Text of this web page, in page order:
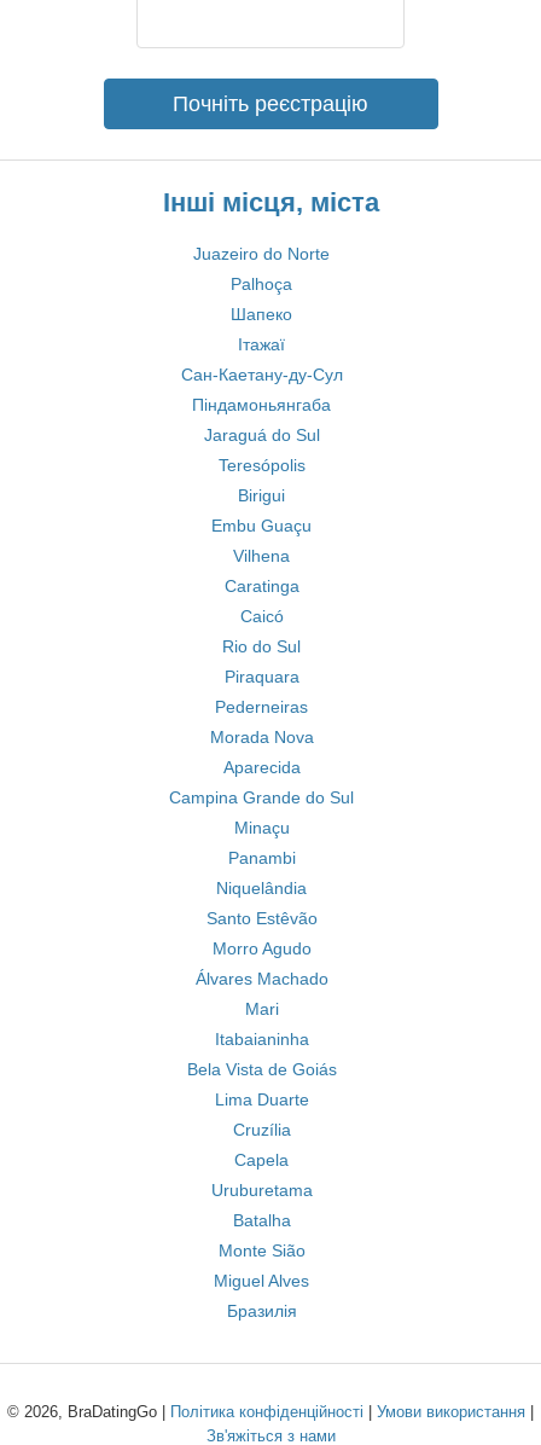
Почніть реєстрацію
Інші місця, міста
Juazeiro do Norte
Palhoça
Шапеко
Ітажаї
Сан-Каетану-ду-Сул
Піндамоньянгаба
Jaraguá do Sul
Teresópolis
Birigui
Embu Guaçu
Vilhena
Caratinga
Caicó
Rio do Sul
Piraquara
Pederneiras
Morada Nova
Aparecida
Campina Grande do Sul
Minaçu
Panambi
Niquelândia
Santo Estêvão
Morro Agudo
Álvares Machado
Mari
Itabaianinha
Bela Vista de Goiás
Lima Duarte
Cruzília
Capela
Uruburetama
Batalha
Monte Sião
Miguel Alves
Бразилія
© 2026, BraDatingGo | Політика конфіденційності Умови використання
Зв'яжіться з нами